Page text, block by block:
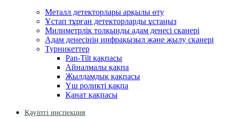
Металл детекторлары арқылы өту
Ұстап тұрған детекторларды ұстаңыз
Милиметрлік толқынды адам денесі сканері
Адам денесінің инфрақызыл және жылу сканері
Турникеттер
Pan-Tilt қақпасы
Айналмалы қақпа
Жылдамдық қақпасы
Үш роликті қақпа
Қанат қақпасы
Қауіпті инспекция